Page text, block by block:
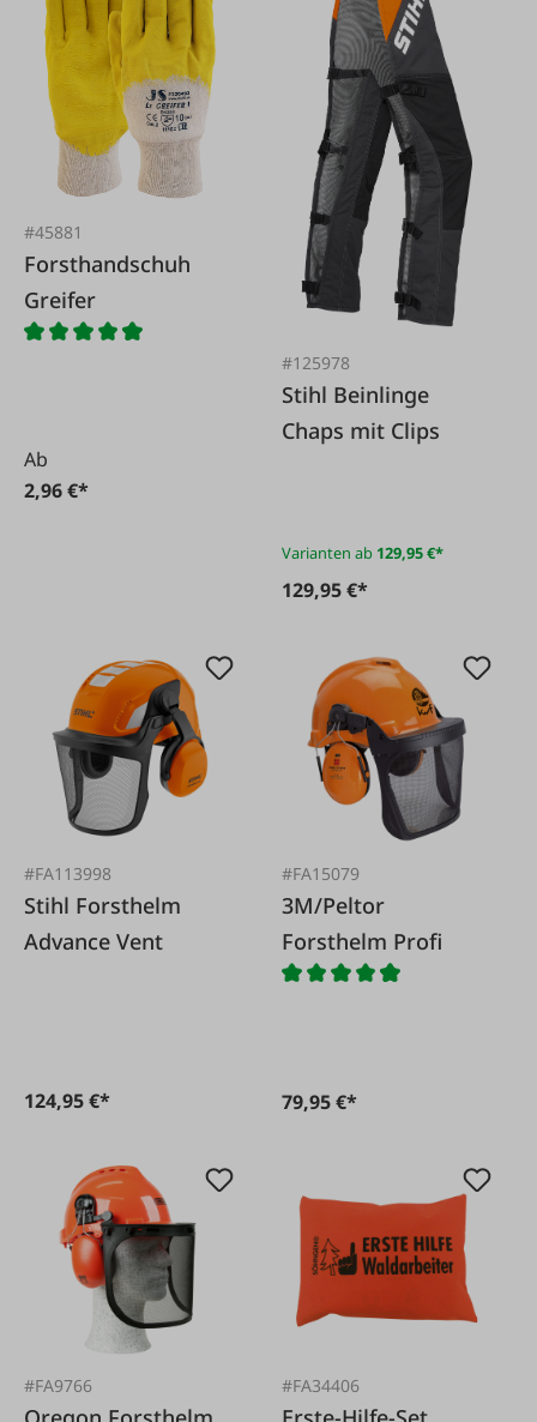
#45881
Forsthandschuh
Greifer
Ab
2,96 €*
#125978
Stihl Beinlinge
Chaps mit Clips
Varianten ab 129,95 €*
129,95 €*
#FA113998
Stihl Forsthelm
Advance Vent
124,95 €*
#FA15079
3M/Peltor
Forsthelm Profi
79,95 €*
#FA9766 #FA34406